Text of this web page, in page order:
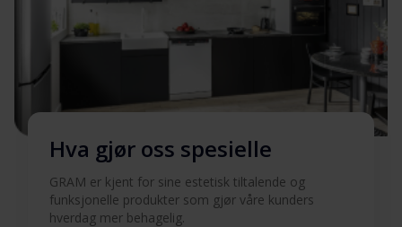
Produktbilde IO 5610-90
X
Last ned
X
Last ned
Produktbilde IO 5610-90
X
Produktbilde IO 5610-90
Hva gjør oss spesielle
GRAM er kjent for sine estetisk tiltalende og
funksjonelle produkter som gjør våre kunders
hverdag mer behagelig.